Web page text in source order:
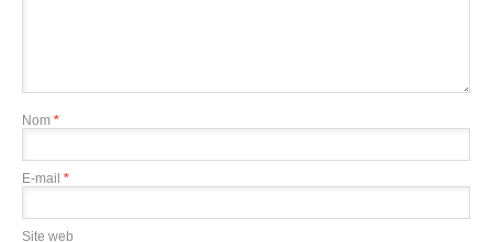
Nom *
E-mail *
Site web